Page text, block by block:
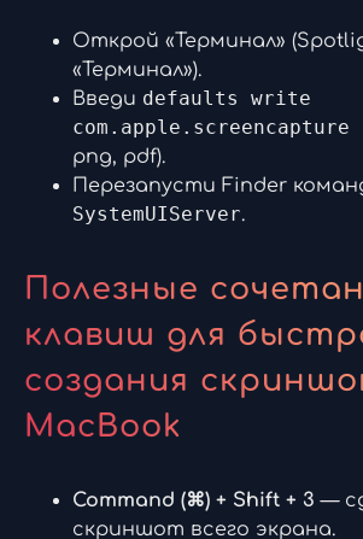
Открой «Терминал»
«Терминал»).
Введи defaults write
png, pdf).
Перезапусти Finder
SystemUIServer.
Полезные
клавиш для
создания
MacBook
Command (⌘) + Shift + 3 —
скриншот всего экрана.